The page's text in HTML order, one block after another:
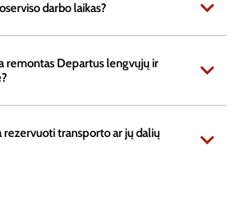
darbo laikas?
remontas Departus lengvųjų ir
rezervuoti transporto ar jų dalių